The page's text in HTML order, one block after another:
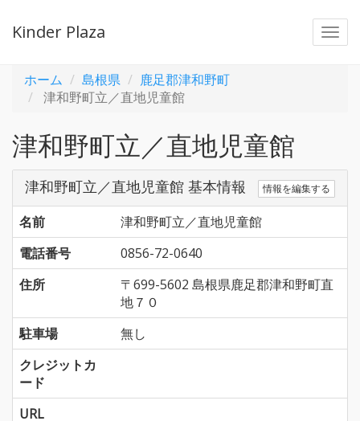
Kinder Plaza
ホーム 島根県
鹿足郡津和野町
津和野町立／直地児童館
津和野町立／直地児童館
津和野町立／直地児童館 基本情報 情報を編集する
名前
津和野町立／直地児童館
電話番号
0856-72-0640
住所
〒699-5602 島根県鹿足郡津和野町直
地７０
駐車場
無し
クレジットカ
ード
URL